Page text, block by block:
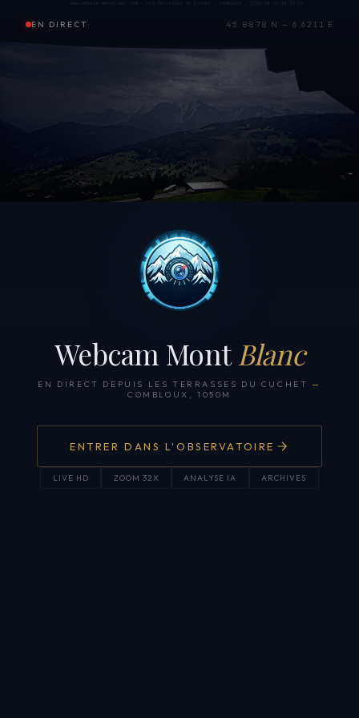
EN DIRECT 45.8878 N — 6.6211 E
Webcam Mont Blanc
EN DIRECT DEPUIS LES TERRASSES DU CUCHET —
COMBLOUX, 1050M
ENTRER DANS L'OBSERVATOIRE
LIVE HD ZOOM 32X ANALYSE IA ARCHIVES